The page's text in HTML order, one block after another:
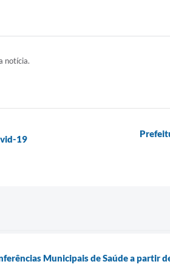
notícia.
19
Municipais de Saúde a partir